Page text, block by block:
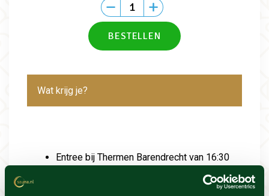
Wat krijg je?
Entree bij Thermen Barendrecht van 16:30